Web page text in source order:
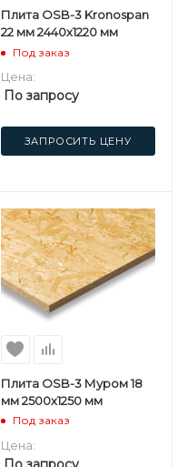
Плита OSB-3 Kronospan
22 мм 2440х1220 мм
Под заказ
Цена:
По запросу
ЗАПРОСИТЬ ЦЕНУ
Плита OSB-3 Муром 18
мм 2500х1250 мм
Под заказ
Цена: